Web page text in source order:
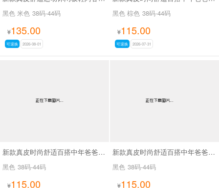
黑色 米色 38码-44码
¥135.00
可退换 2026-08-01
黑色 棕色 38码-44码
¥115.00
可退换 2026-07-31
新款真皮时尚舒适百搭中年爸爸鞋SA6510
黑色 38码-44码
¥115.00
新款真皮时尚舒适百搭中年爸爸鞋SA6511
黑色 38码-44码
¥115.00